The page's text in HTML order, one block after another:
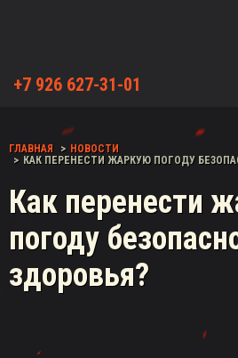
+7 926 627-31-01
ГЛАВНАЯ
НОВОСТИ
КАК ПЕРЕНЕСТИ ЖАРКУЮ ПОГОДУ
Как перенести
погоду
здоровья?